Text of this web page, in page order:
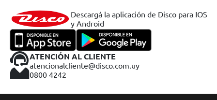
Descargá la aplicación de Disco para IOS
y Android
ATENCIÓN AL CLIENTE
atencionalcliente@disco.com.uy
0800 4242